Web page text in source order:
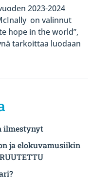
2023-2024
on valinnut
hope in the world”,
tarkoittaa luodaan
ilmestynyt
ja elokuvamusiikin